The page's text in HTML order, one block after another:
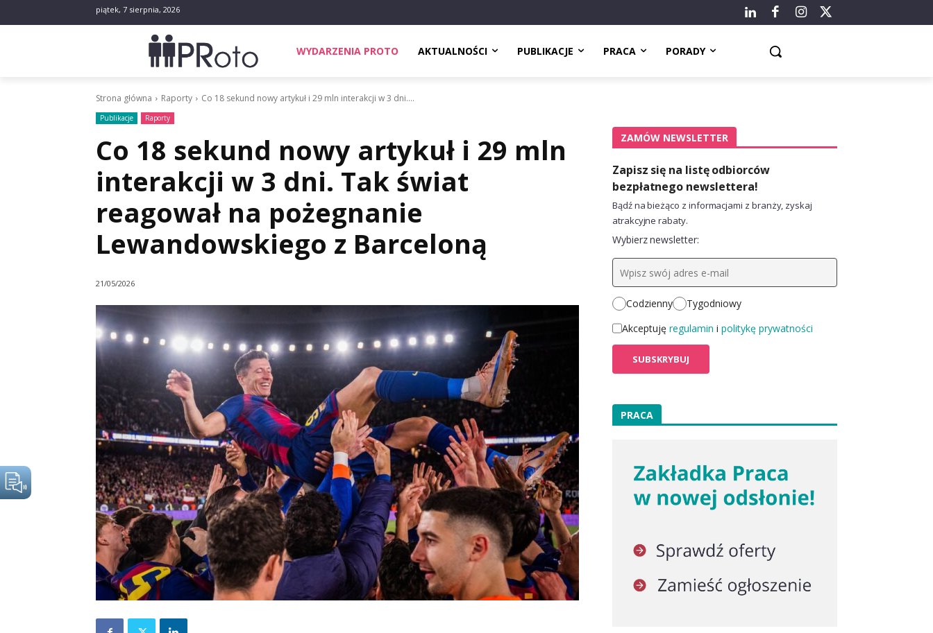
piątek, 7 sierpnia, 2026
WYDARZENIA PROTO AKTUALNOŚCI PUBLIKACJE PRACA PORADY
Strona główna Raporty Co 18 sekund nowy artykuł i 29 mln interakcji w 3 dni....
Publikacje Raporty
Co 18 sekund nowy artykuł i 29 mln
interakcji w 3 dni. Tak świat
reagował na pożegnanie
Lewandowskiego z Barceloną
21/05/2026
ZAMÓW NEWSLETTER
Zapisz się na listę odbiorców
bezpłatnego newslettera!
Bądź na bieżąco z informacjami z branży, zyskaj
atrakcyjne rabaty.
Wybierz newsletter:
Codzienny
Tygodniowy
Akceptuję regulamin i politykę prywatności
PRACA